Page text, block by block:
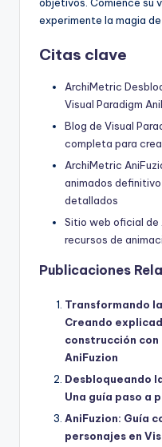
experimente la magia de
Citas clave
ArchiMetric
Visual Paradigm
Blog de Visual
completa para
ArchiMetric
animados
detallados
Sitio web oficial de
recursos de
Publicaciones
Transformando
Creando
construcción
AniFuzion
Desbloqueando
Una guía paso a
AniFuzion: Guía
personajes en